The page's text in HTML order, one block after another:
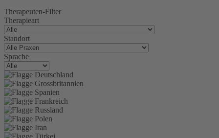
Therapeuten-Filter
Therapieart
Standort
Sprache